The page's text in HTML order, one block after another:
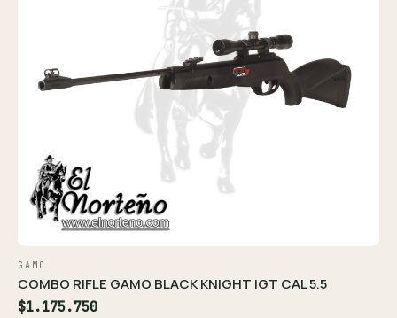
GAMO
COMBO RIFLE GAMO BLACK KNIGHT IGT CAL 5.5
$1.175.750